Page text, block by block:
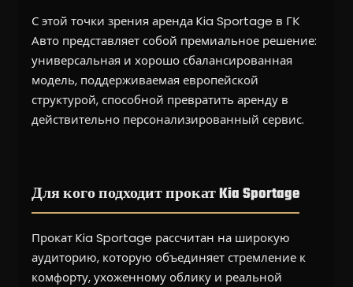
С этой точки зрения аренда Kia Sportage в ГК
Авто представляет собой премиальное решение:
универсальная и хорошо сбалансированная
модель, поддерживаемая европейской
структурой, способной превратить аренду в
действительно персонализированный сервис.
Для кого подходит прокат Kia Sportage
Прокат Kia Sportage рассчитан на широкую
аудиторию, которую объединяет стремление к
комфорту, ухоженному облику и реальной